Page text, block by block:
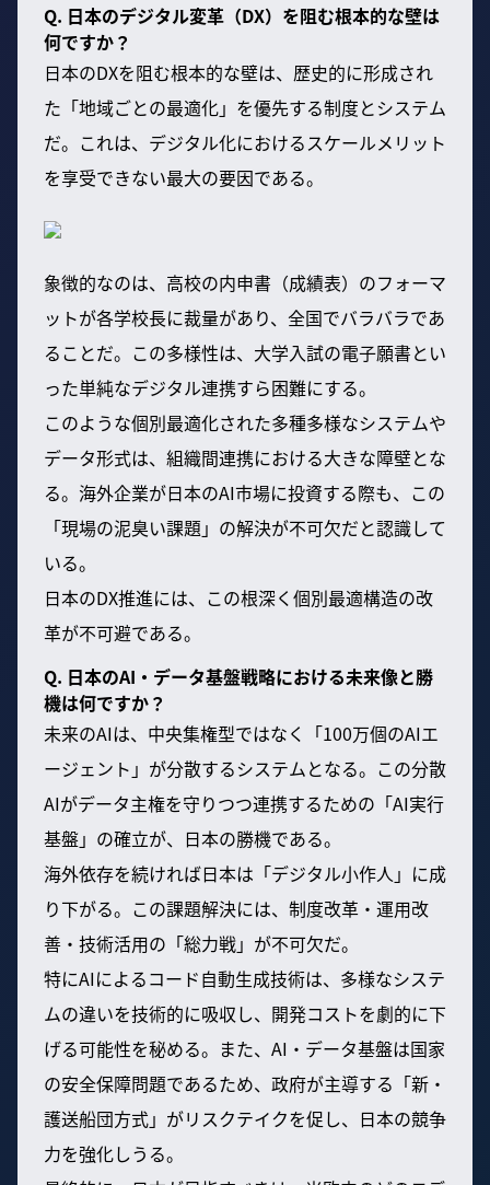
Q. 日本のデジタル変革（DX）を阻む根本的な壁は
何ですか？
日本のDXを阻む根本的な壁は、歴史的に形成され
た「地域ごとの最適化」を優先する制度とシステム
だ。これは、デジタル化におけるスケールメリット
を享受できない最大の要因である。
象徴的なのは、高校の内申書（成績表）のフォーマ
ットが各学校長に裁量があり、全国でバラバラであ
ることだ。この多様性は、大学入試の電子願書とい
った単純なデジタル連携すら困難にする。
このような個別最適化された多種多様なシステムや
データ形式は、組織間連携における大きな障壁とな
る。海外企業が日本のAI市場に投資する際も、この
「現場の泥臭い課題」の解決が不可欠だと認識して
いる。
日本のDX推進には、この根深く個別最適構造の改
革が不可避である。
Q. 日本のAI・データ基盤戦略における未来像と勝
機は何ですか？
未来のAIは、中央集権型ではなく「100万個のAIエ
ージェント」が分散するシステムとなる。この分散
AIがデータ主権を守りつつ連携するための「AI実行
基盤」の確立が、日本の勝機である。
海外依存を続ければ日本は「デジタル小作人」に成
り下がる。この課題解決には、制度改革・運用改
善・技術活用の「総力戦」が不可欠だ。
特にAIによるコード自動生成技術は、多様なシステ
ムの違いを技術的に吸収し、開発コストを劇的に下
げる可能性を秘める。また、AI・データ基盤は国家
の安全保障問題であるため、政府が主導する「新・
護送船団方式」がリスクテイクを促し、日本の競争
力を強化しうる。